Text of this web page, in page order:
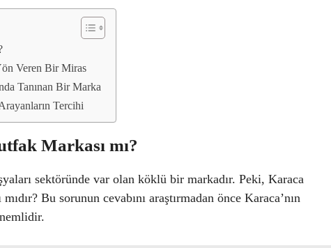
Veren Bir Miras
Tanınan Bir Marka
Tercihi
Markası mı?
sektöründe var olan köklü bir markadır. Peki, Karaca
Bu sorunun cevabını araştırmadan önce Karaca’nın